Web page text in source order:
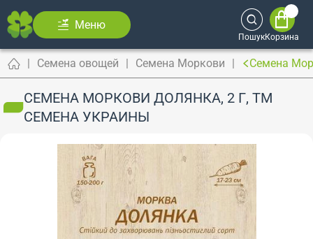
Меню
ПошукКорзина
Семена овощей Семена Моркови Семена
СЕМЕНА МОРКОВИ ДОЛЯНКА, 2 Г, ТМ
СЕМЕНА УКРАИНЫ